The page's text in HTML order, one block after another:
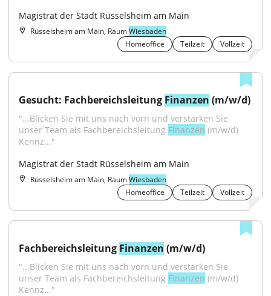
Magistrat der Stadt Rüsselsheim am Main
Rüsselsheim am Main, RaumWiesbaden
Homeoffice
Teilzeit Vollzeit
Gesucht: Fachbereichsleitung Finanzen (m/w/d)
"...Blicken Sie mit uns nach vorn und verstärken Sie
unser Team als Fachbereichsleitung Finanzen (m/w/d)
Kennz..."
Magistrat der Stadt Rüsselsheim am Main
Rüsselsheim am Main, RaumWiesbaden
Homeoffice
Teilzeit Vollzeit
Fachbereichsleitung Finanzen (m/w/d)
"...Blicken Sie mit uns nach vorn und verstärken Sie
unser Team als Fachbereichsleitung Finanzen (m/w/d)
Kennz..."